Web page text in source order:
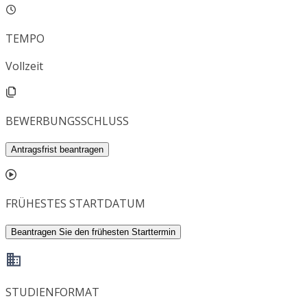
TEMPO
Vollzeit
BEWERBUNGSSCHLUSS
Antragsfrist beantragen
FRÜHESTES STARTDATUM
Beantragen Sie den frühesten Starttermin
STUDIENFORMAT